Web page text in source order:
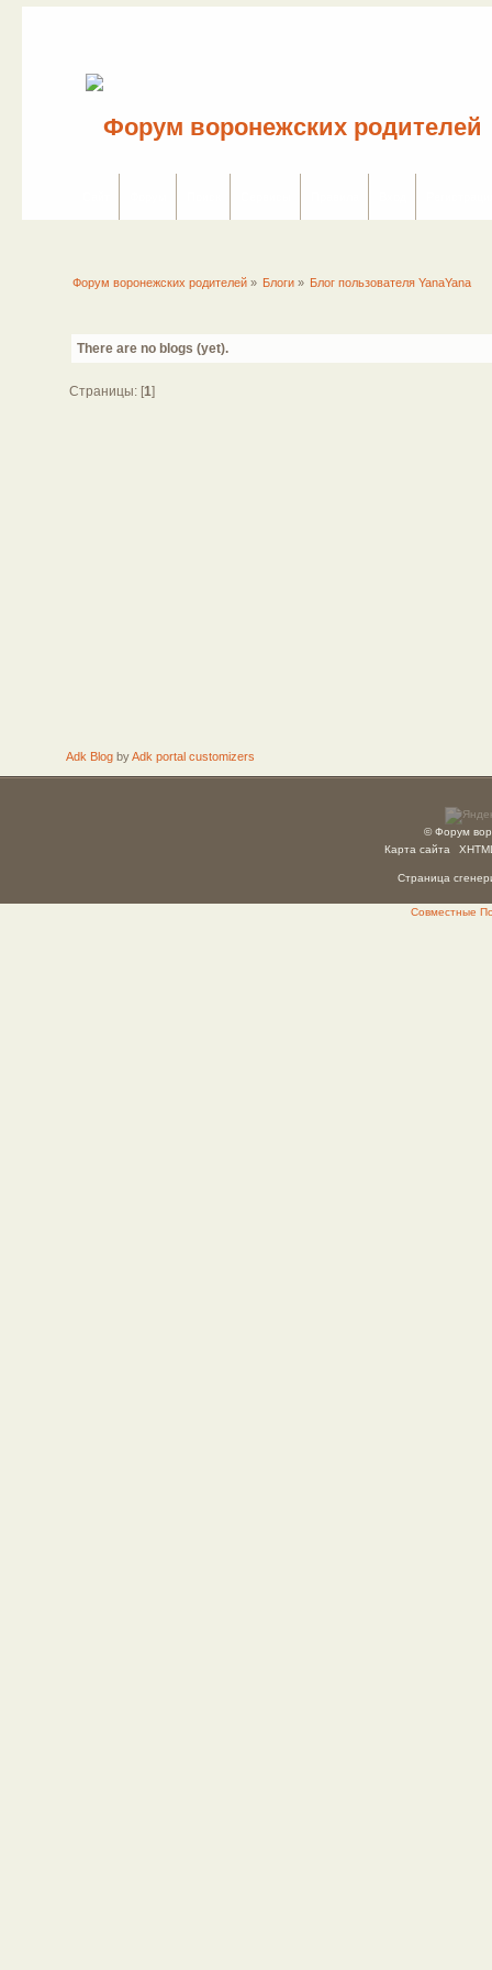
Форум воронежских родителей» Блоги » Блог пользователя YanaYana
There are no blogs (yet).
Страницы: [1]
Adk BlogbyAdk portal customizers
© Форум
Карта сайта
Страница
Совместные